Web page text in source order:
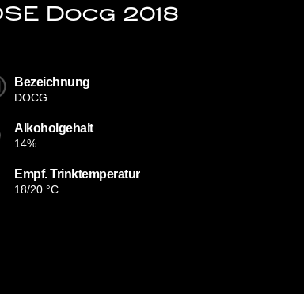
Docg 2018
Bezeichnung
DOCG
Alkoholgehalt
14%
Empf. Trinktemperatur
18/20 °C